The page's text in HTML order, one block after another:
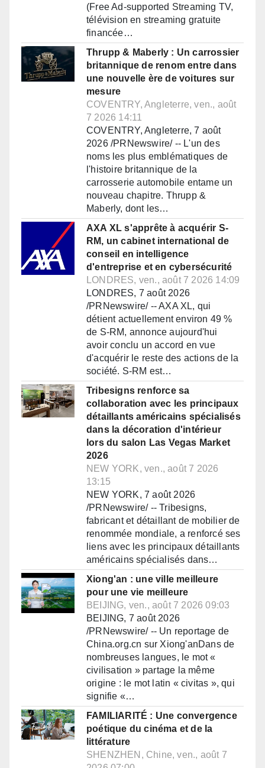
(Free Ad-supported Streaming TV,
télévision en streaming gratuite
financée…
Thrupp & Maberly : Un carrossier
britannique de renom entre dans
une nouvelle ère de voitures sur
mesure
COVENTRY, Angleterre, ven., août
7 2026 14:11
COVENTRY, Angleterre, 7 août
2026 /PRNewswire/ -- L'un des
noms les plus emblématiques de
l'histoire britannique de la
carrosserie automobile entame un
nouveau chapitre. Thrupp &
Maberly, dont les…
AXA XL s'apprête à acquérir S-
RM, un cabinet international de
conseil en intelligence
d'entreprise et en cybersécurité
LONDRES, ven., août 7 2026 14:09
LONDRES, 7 août 2026
/PRNewswire/ -- AXA XL, qui
détient actuellement environ 49 %
de S-RM, annonce aujourd'hui
avoir conclu un accord en vue
d'acquérir le reste des actions de la
société. S-RM est…
Tribesigns renforce sa
collaboration avec les principaux
détaillants américains spécialisés
dans la décoration d'intérieur
lors du salon Las Vegas Market
2026
NEW YORK, ven., août 7 2026
13:15
NEW YORK, 7 août 2026
/PRNewswire/ -- Tribesigns,
fabricant et détaillant de mobilier de
renommée mondiale, a renforcé ses
liens avec les principaux détaillants
américains spécialisés dans…
Xiong'an : une ville meilleure
pour une vie meilleure
BEIJING, ven., août 7 2026 09:03
BEIJING, 7 août 2026
/PRNewswire/ -- Un reportage de
China.org.cn sur Xiong'anDans de
nombreuses langues, le mot «
civilisation » partage la même
origine : le mot latin « civitas », qui
signifie «…
FAMILIARITÉ : Une convergence
poétique du cinéma et de la
littérature
SHENZHEN, Chine, ven., août 7